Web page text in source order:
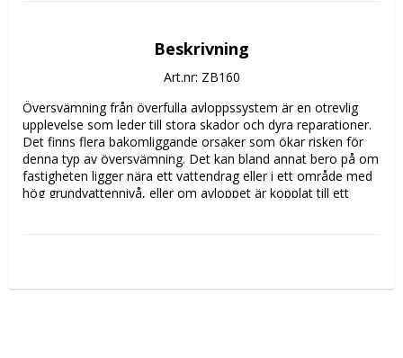
Beskrivning
Art.nr: ZB160
Översvämning från överfulla avloppssystem är en otrevlig
upplevelse som leder till stora skador och dyra reparationer.
Det finns flera bakomliggande orsaker som ökar risken för
denna typ av översvämning. Det kan bland annat bero på om
fastigheten ligger nära ett vattendrag eller i ett område med
hög grundvattennivå, eller om avloppet är kopplat till ett